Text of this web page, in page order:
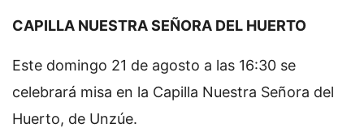
CAPILLA NUESTRA SEÑORA DEL HUERTO
Este domingo 21 de agosto a las 16:30 se
celebrará misa en la Capilla Nuestra Señora del
Huerto, de Unzúe.